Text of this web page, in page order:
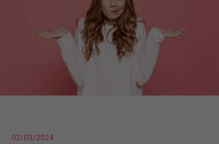
02/03/2024